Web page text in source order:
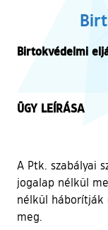
Birtokvédelmi
ÜGY LEÍRÁSA
A Ptk. szabályai
jogalap nélkül
nélkül
meg.